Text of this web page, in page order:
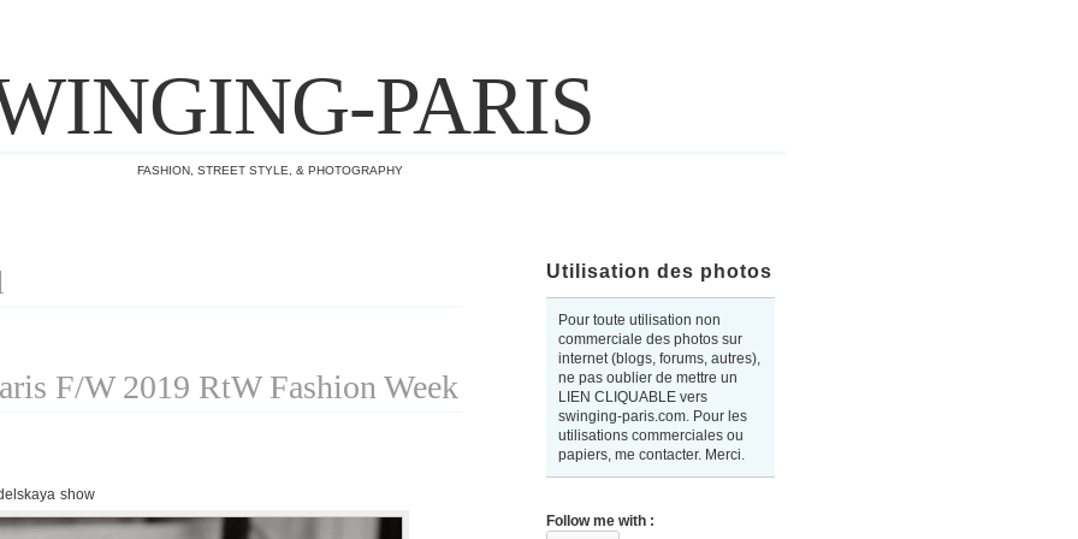
PARIS
FASHION, STREET STYLE, & PHOTOGRAPHY
Utilisation des photos
Pour toute utilisation non
commerciale des photos sur
internet (blogs, forums, autres),
ne pas oublier de mettre un
LIEN CLIQUABLE vers
swinging-paris.com. Pour les
utilisations commerciales ou
papiers, me contacter. Merci.
Follow me with :
F/W 2019 RtW Fashion Week
show